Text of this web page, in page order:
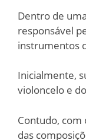
Dentro de
responsável
instrumentos
Inicialmente,
violoncelo e
Contudo,
das